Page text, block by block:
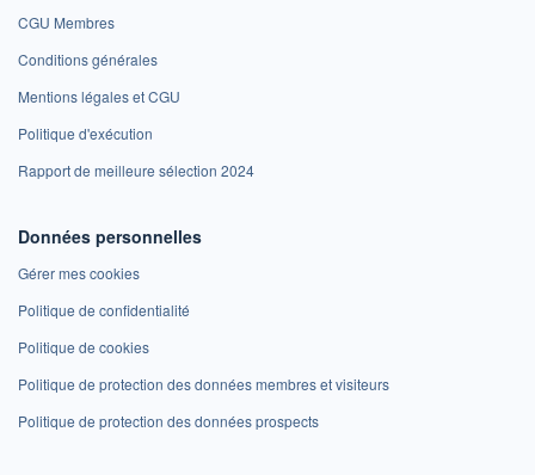
CGU Membres
Conditions générales
Mentions légales et CGU
Politique d'exécution
Rapport de meilleure sélection 2024
Données personnelles
Gérer mes cookies
Politique de confidentialité
Politique de cookies
Politique de protection des données membres et visiteurs
Politique de protection des données prospects